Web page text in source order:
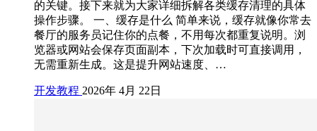
的关键。接下来就为大家详细拆解各类缓存清理的具体
操作步骤。 一、缓存是什么 简单来说，缓存就像你常去
餐厅的服务员记住你的点餐，不用每次都重复说明。浏
览器或网站会保存页面副本，下次加载时可直接调用，
无需重新生成。这是提升网站速度、…
开发教程 2026年 4月 22日